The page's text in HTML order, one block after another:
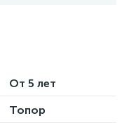
От 5 лет
Топор